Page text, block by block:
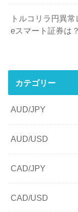
トルコリラ円異
eスマート証券は
カテゴリー
AUD/JPY
AUD/USD
CAD/JPY
CAD/USD